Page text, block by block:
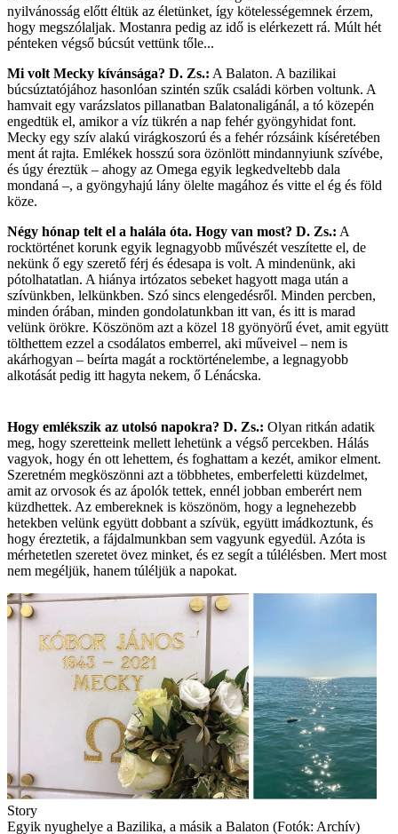
nyilvánosság előtt éltük az életünket, így kötelességemnek érzem,
hogy megszólaljak. Mostanra pedig az idő is elérkezett rá. Múlt hét
pénteken végső búcsút vettünk tőle...
Mi volt Mecky kívánsága? D. Zs.: A Balaton. A bazilikai
búcsúztatójához hasonlóan szintén szűk családi körben voltunk. A
hamvait egy varázslatos pillanatban Balatonaligánál, a tó közepén
engedtük el, amikor a víz tükrén a nap fehér gyöngyhidat font.
Mecky egy szív alakú virágkoszorú és a fehér rózsáink kíséretében
ment át rajta. Emlékek hosszú sora özönlött mindannyiunk szívébe,
és úgy éreztük – ahogy az Omega egyik legkedveltebb dala
mondaná –, a gyöngyhajú lány ölelte magához és vitte el ég és föld
köze.
Négy hónap telt el a halála óta. Hogy van most? D. Zs.: A
rocktörténet korunk egyik legnagyobb művészét veszítette el, de
nekünk ő egy szerető férj és édesapa is volt. A mindenünk, aki
pótolhatatlan. A hiánya irtózatos sebeket hagyott maga után a
szívünkben, lelkünkben. Szó sincs elengedésről. Minden percben,
minden órában, minden gondolatunkban itt van, és itt is marad
velünk örökre. Köszönöm azt a közel 18 gyönyörű évet, amit együtt
tölthettem ezzel a csodálatos emberrel, aki műveivel – nem is
akárhogyan – beírta magát a rocktörténelembe, a legnagyobb
alkotását pedig itt hagyta nekem, ő Lénácska.
Hogy emlékszik az utolsó napokra? D. Zs.: Olyan ritkán adatik
meg, hogy szeretteink mellett lehetünk a végső percekben. Hálás
vagyok, hogy én ott lehettem, és foghattam a kezét, amikor elment.
Szeretném megköszönni azt a többhetes, emberfeletti küzdelmet,
amit az orvosok és az ápolók tettek, ennél jobban emberért nem
küzdhettek. Az embereknek is köszönöm, hogy a legnehezebb
hetekben velünk együtt dobbant a szívük, együtt imádkoztunk, és
hogy éreztetik, a fájdalmunkban sem vagyunk egyedül. Azóta is
mérhetetlen szeretet övez minket, és ez segít a túlélésben. Mert most
nem megéljük, hanem túléljük a napokat.
Story
Egyik nyughelye a Bazilika, a másik a Balaton (Fotók: Archív)